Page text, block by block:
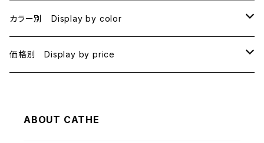
B70
B75
C70
カラー別 Display by color
BLACK
BEIGE
価格別 Display by price
1000~ABOUT CATHE